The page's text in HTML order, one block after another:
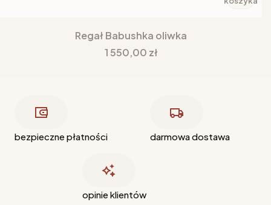
Regał Babushka oliwka
Cena
1 550,00 zł
bezpieczne płatności darmowa dostawa
opinie klientów